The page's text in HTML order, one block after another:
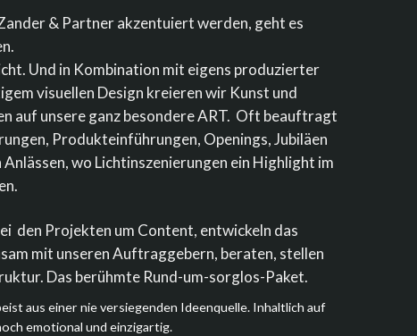
& Partner akzentuiert werden, geht es
Und in Kombination mit eigens produzierter
visuellen Design kreieren wir Kunst und
auf unsere ganz besondere ART. Oft beauftragt
Produkteinführungen, Openings, Jubiläen
wo Lichtinszenierungen ein Highlight im
den Projekten um Content, entwickeln das
mit unseren Auftraggebern, beraten, stellen
Das berühmte Rund-um-sorglos-Paket.
aus einer nie versiegenden Ideenquelle. Inhaltlich auf
emotional und einzigartig.